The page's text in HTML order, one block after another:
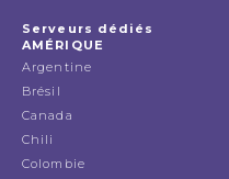
Serveurs dédiés
AMÉRIQUE
Argentine
Brésil
Canada
Chili
Colombie